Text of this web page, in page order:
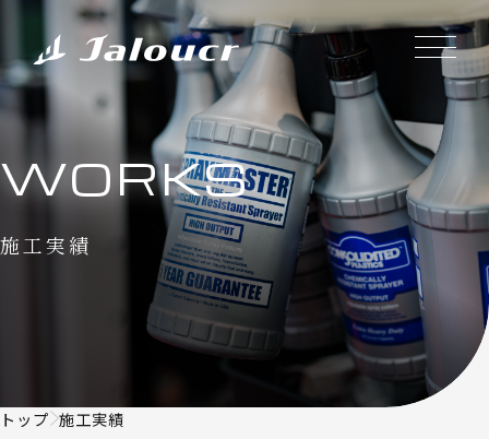
WORKS
施工実績
トップ 施工実績